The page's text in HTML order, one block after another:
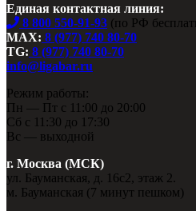
Единая контактная линия:
8 800 550-91-93 (по РФ
MAX: 8 (977) 740 80-70
TG: 8 (977) 740 80-70
info@ligabar.ru
Режим работы:
Пн — Пт с 11:00 до 20:00
Сб с 11:30 до 17:30
Вс — выходной
г. Москва (МСК)
ул. Бауманская, д. 16с2, этаж 2.
м. Бауманская (7 минут пешком)